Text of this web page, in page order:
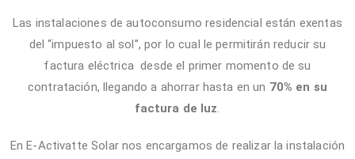
Las instalaciones de autoconsumo residencial están exentas
del “impuesto al sol”, por lo cual le permitirán reducir su
factura eléctrica desde el primer momento de su
contratación, llegando a ahorrar hasta en un 70% en su
factura de luz.
En E-Activatte Solar nos encargamos de realizar la instalación